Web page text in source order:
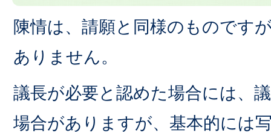
陳情は、請願と同様のものです
ありません。
議長が必要と認めた場合には、
場合がありますが、基本的には